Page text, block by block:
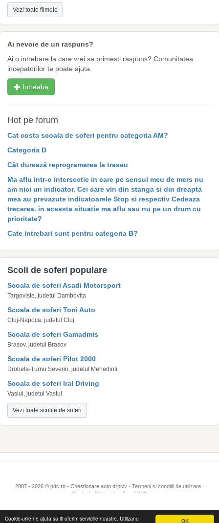
OK
Cookie-urile ne ajuta sa iti oferim serviciile noastre. Utilizand
Vezi toate filmele
Ai nevoie de un raspuns?
Ai o intrebare la care vrei sa primesti raspuns? Comunitatea
incepatorilor te poate ajuta.
Intreaba
Hot pe forum
Cat costa scoala de soferi pentru categoria AM?
Categoria D
Cât durează reprogramarea la traseu
Ma aflu intr-o intersectie in care pe sensul meu de mers nu
am nici un indicator. Cei care vin din stanga si din dreapta
mea au prevazute indicatoarele Stop si respectiv Cedeaza
trecerea. in aceasta situatie ma aflu sau nu pe un drum cu
prioritate?
Cate intrebari sunt pentru categoria B?
Scoli de soferi populare
Scoala de soferi Asadi Motorsport
Targoviste, judetul Dambovita
Scoala de soferi Toni Auto
Cluj-Napoca, judetul Cluj
Scoala de soferi Gamadmis
Brasov, judetul Brasov
Scoala de soferi Pilot 2000
Drobeta-Turnu Severin, judetul Mehedinti
Scoala de soferi Iral Driving
Vaslui, judetul Vaslui
Vezi toate scolile de soferi
2007 - 2026 © pdc.ro - Chestionare auto drpciv · Termeni si conditii de utilizare·
Contact
Wikipedia Feed RSS